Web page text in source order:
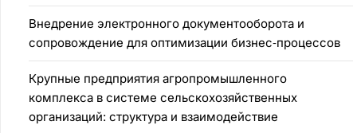
Внедрение электронного документооборота и
сопровождение для оптимизации бизнес‑процессов
Крупные предприятия агропромышленного
комплекса в системе сельскохозяйственных
организаций: структура и взаимодействие